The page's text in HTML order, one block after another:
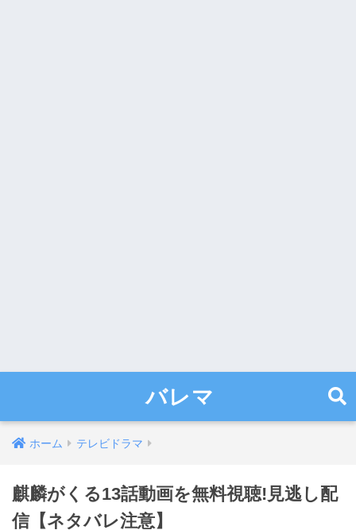
バレマ
ホーム テレビドラマ
麒麟がくる13話動画を無料視聴!見逃し配
信【ネタバレ注意】